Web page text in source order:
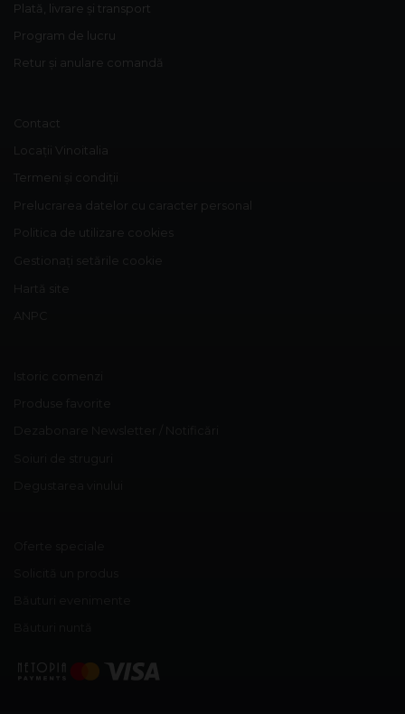
Plată, livrare și transport
Program de lucru
Retur și anulare comandă
Contact
Locații Vinoitalia
Termeni și condiții
Prelucrarea datelor cu caracter personal
Politica de utilizare cookies
Gestionați setările cookie
Hartă site
ANPC